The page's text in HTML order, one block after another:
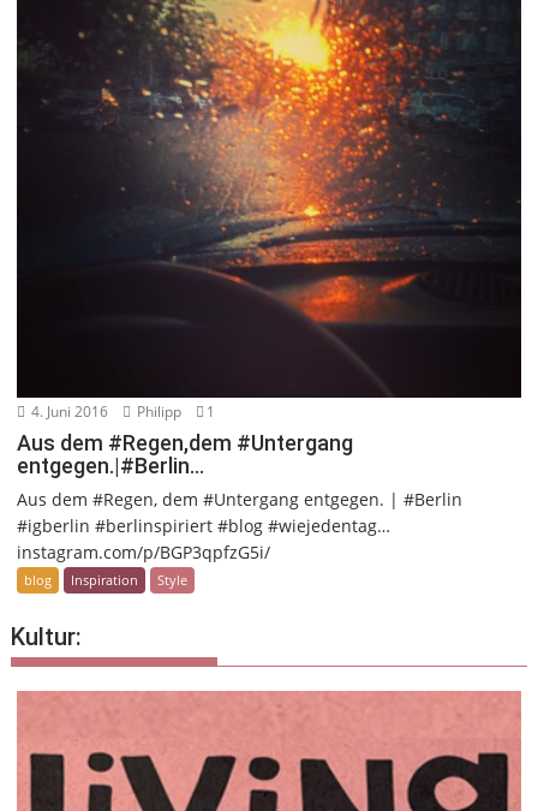
4. Juni 2016 Philipp 1
Aus dem #Regen,dem #Untergang
entgegen.|#Berlin…
Aus dem #Regen, dem #Untergang entgegen. | #Berlin
#igberlin #berlinspiriert #blog #wiejedentag…
instagram.com/p/BGP3qpfzG5i/
blog Inspiration Style
Kultur: